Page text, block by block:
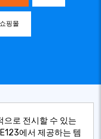
핑몰
으로 전시할 수 있는
에서 제공하는 템